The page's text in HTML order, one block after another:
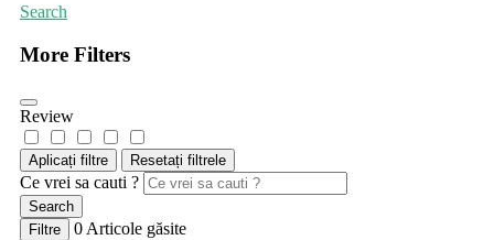
Search
More Filters
Review
Aplicați filtre Resetați filtrele
Ce vrei sa cauti ?
Search
Filtre
0 Articole găsite